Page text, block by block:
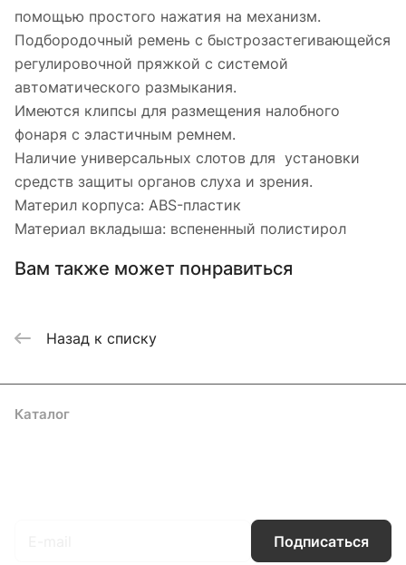
помощью простого нажатия на механизм.
Подбородочный ремень с быстрозастегивающейся
регулировочной пряжкой с системой
автоматического размыкания.
Имеются клипсы для размещения налобного
фонаря с эластичным ремнем.
Наличие универсальных слотов для установки
средств защиты органов слуха и зрения.
Материл корпуса: ABS-пластик
Материал вкладыша: вспененный полистирол
Вам также может понравиться
Назад к списку
Каталог
Подписаться